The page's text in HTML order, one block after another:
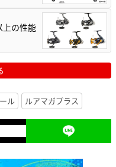
上の性能
ル ルアマガプラス